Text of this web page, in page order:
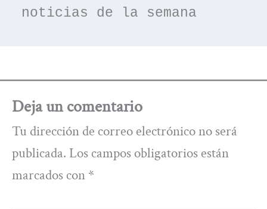
noticias de la semana
Deja un comentario
Tu dirección de correo electrónico no será
publicada. Los campos obligatorios están
marcados con *